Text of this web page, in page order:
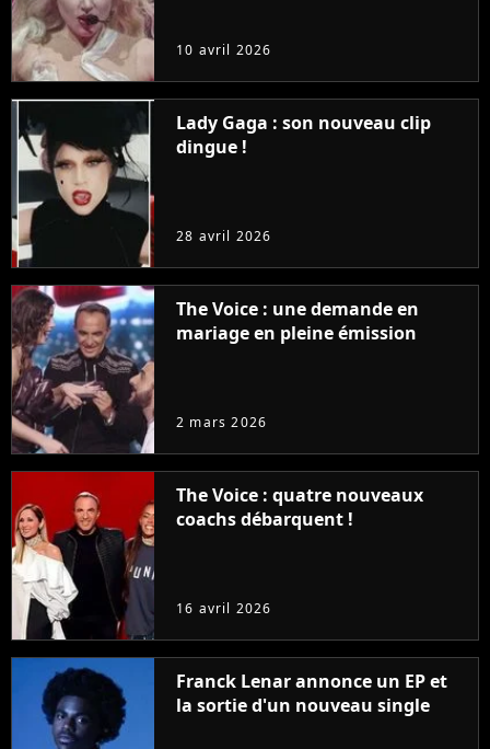
10 avril 2026
Lady Gaga : son nouveau clip
dingue !
28 avril 2026
The Voice : une demande en
mariage en pleine émission
2 mars 2026
The Voice : quatre nouveaux
coachs débarquent !
16 avril 2026
Franck Lenar annonce un EP et
la sortie d'un nouveau single